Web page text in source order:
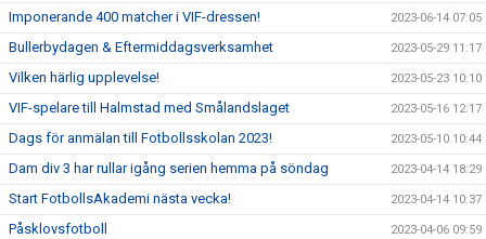
Imponerande 400 matcher i VIF-dressen! 2023-06-14 07:05
Bullerbydagen & Eftermiddagsverksamhet 2023-05-29 11:17
Vilken härlig upplevelse! 2023-05-23 10:10
VIF-spelare till Halmstad med Smålandslaget 2023-05-16 12:17
Dags för anmälan till Fotbollsskolan 2023! 2023-05-10 10:44
Dam div 3 har rullar igång serien hemma på söndag 2023-04-14 18:29
Start FotbollsAkademi nästa vecka! 2023-04-14 10:37
Påsklovsfotboll 2023-04-06 09:59